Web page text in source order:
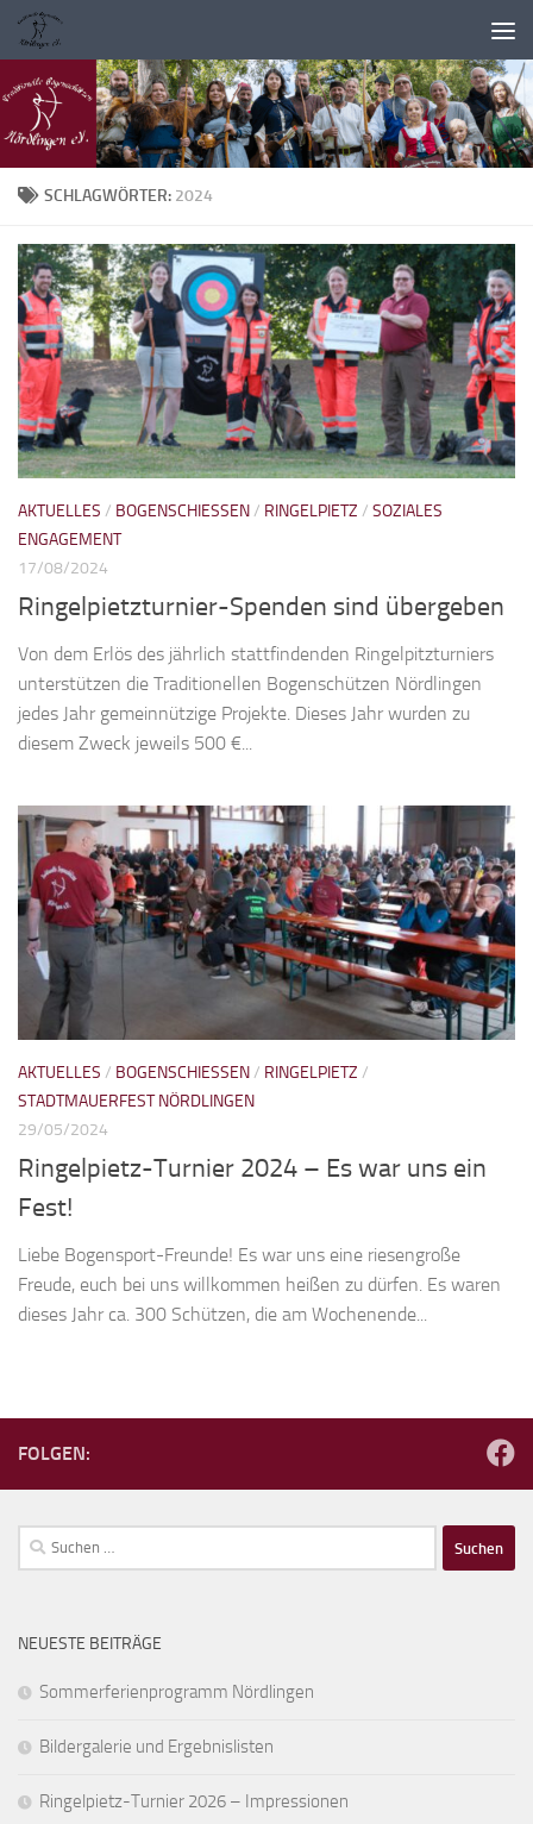
Zum Inhalt springen
SCHLAGWÖRTER: 2024
AKTUELLES / BOGENSCHIESSEN / RINGELPIETZ / SOZIALES
ENGAGEMENT
17/08/2024
Ringelpietzturnier-Spenden sind übergeben
Von dem Erlös des jährlich stattfindenden Ringelpitzturniers
unterstützen die Traditionellen Bogenschützen Nördlingen
jedes Jahr gemeinnützige Projekte. Dieses Jahr wurden zu
diesem Zweck jeweils 500 €...
AKTUELLES / BOGENSCHIESSEN / RINGELPIETZ /
STADTMAUERFEST NÖRDLINGEN
29/05/2024
Ringelpietz-Turnier 2024 – Es war uns ein
Fest!
Liebe Bogensport-Freunde! Es war uns eine riesengroße
Freude, euch bei uns willkommen heißen zu dürfen. Es waren
dieses Jahr ca. 300 Schützen, die am Wochenende...
FOLGEN:
Suchen
nach:
NEUESTE BEITRÄGE
Sommerferienprogramm Nördlingen
Bildergalerie und Ergebnislisten
Ringelpietz-Turnier 2026 – Impressionen